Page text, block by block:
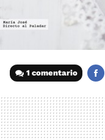
1 comentario